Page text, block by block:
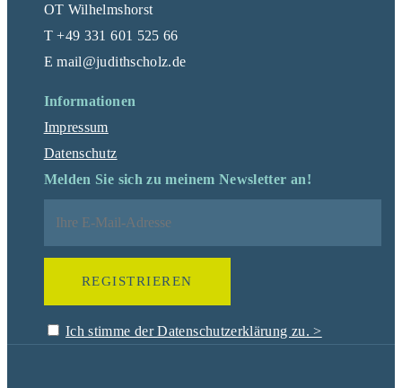
OT Wilhelmshorst
T +49 331 601 525 66
E mail@judithscholz.de
Informationen
Impressum
Datenschutz
Melden Sie sich zu meinem Newsletter an!
Ich stimme der Datenschutzerklärung zu. >